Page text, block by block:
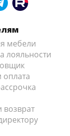
мебели
лояльности
оплата
возврат